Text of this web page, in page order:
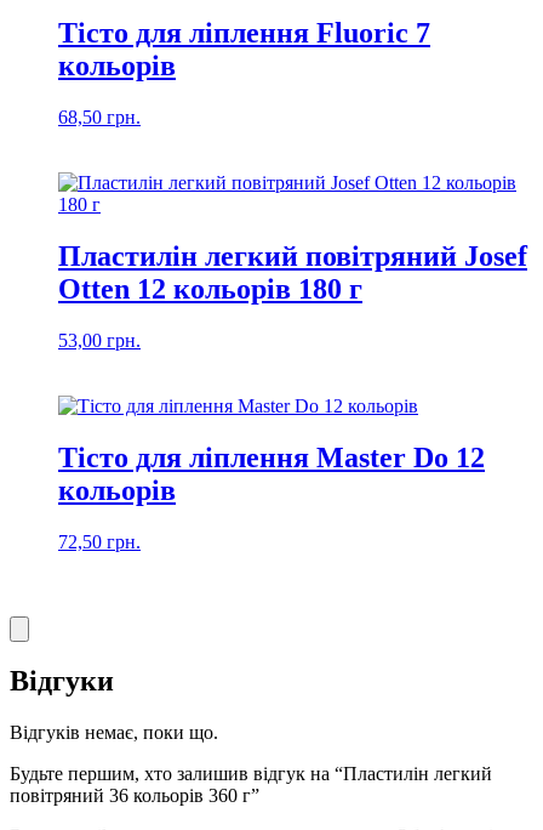
Тісто для ліплення Fluoric 7
кольорів
68,50 грн.
Пластилін легкий повітряний Josef
Otten 12 кольорів 180 г
53,00 грн.
Тісто для ліплення Master Do 12
кольорів
72,50 грн.
Відгуки
Відгуків немає, поки що.
Будьте першим, хто залишив відгук на “Пластилін легкий
повітряний 36 кольорів 360 г”